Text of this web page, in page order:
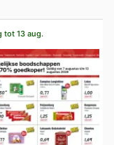
tot 13 aug.